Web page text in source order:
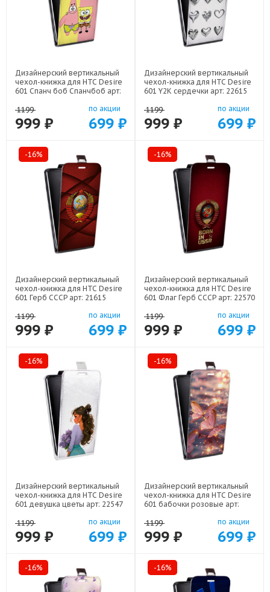
Дизайнерский вертикальный
чехол-книжка для HTC Desire
601 Спанч боб Спанчбоб арт:
1199
999 ₽
по акции
699 ₽
Дизайнерский вертикальный
чехол-книжка для HTC Desire
601 Y2K сердечки арт: 22615
1199
999 ₽
по акции
699 ₽
-16%
Дизайнерский вертикальный
чехол-книжка для HTC Desire
601 Герб СССР арт: 21615
1199
999 ₽
по акции
699 ₽
-16%
Дизайнерский вертикальный
чехол-книжка для HTC Desire
601 Флаг Герб СССР арт: 22570
1199
999 ₽
по акции
699 ₽
-16%
Дизайнерский вертикальный
чехол-книжка для HTC Desire
601 девушка цветы арт: 22547
1199
999 ₽
по акции
699 ₽
-16%
Дизайнерский вертикальный
чехол-книжка для HTC Desire
601 бабочки розовые арт:
1199
999 ₽
по акции
699 ₽
-16% -16%